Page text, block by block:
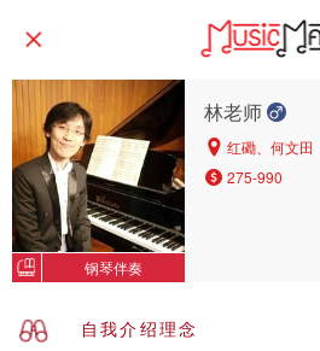
钢琴伴奏
林老师
红磡、何文田
275-990
自我介绍理念